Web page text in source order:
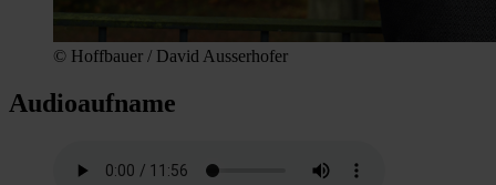
© Hoffbauer / David Ausserhofer
Audioaufname